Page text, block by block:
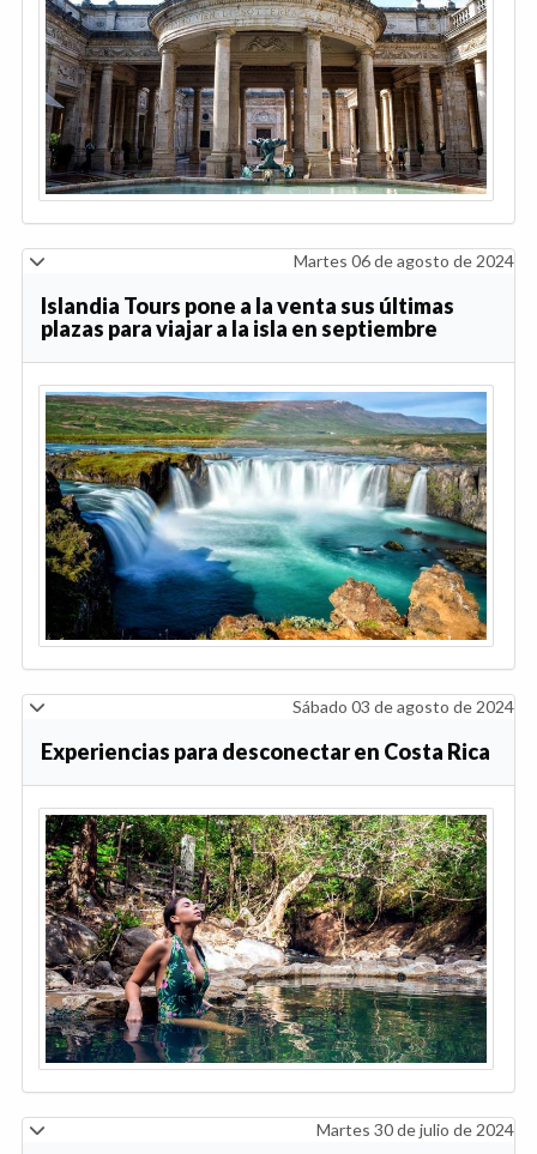
Martes 06 de agosto de 2024
Islandia Tours pone a la venta sus últimas
plazas para viajar a la isla en septiembre
Sábado 03 de agosto de 2024
Experiencias para desconectar en Costa Rica
Martes 30 de julio de 2024